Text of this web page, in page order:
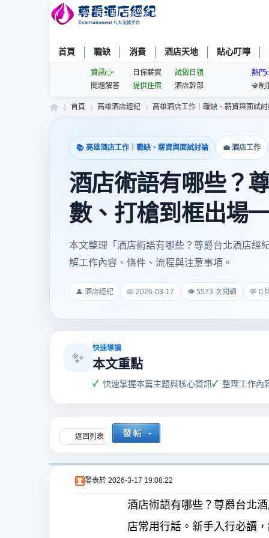
首頁 職缺 消費 酒店天地 貼心叮嚀
資訊👉 日保薪資
試做日領
問題解答
提供住宿 酒店幹部
熱門
💎制
酒
首頁
›
高雄酒店經紀
›
高雄酒店工作｜職缺、薪資與面試
📚 高雄酒店工作｜職缺、薪資與面試討論 💼 酒店工作
酒店術語有哪些？
數、打槍到框出場
本文整理「酒店術語有哪些？尊爵台北酒店經
解工作內容、條件、流程與注意事項。
👤 酒店經紀 📅 2026-03-17 👁 5573 次閱讀 💬 0
✨
快速導讀
本文重點
快速掌握本篇主題與核心資訊 整理工作內
返回列表
發表於 2026-3-17 19:08:22
酒店術語有哪些？尊爵台北
店常用行話。新手入行必讀